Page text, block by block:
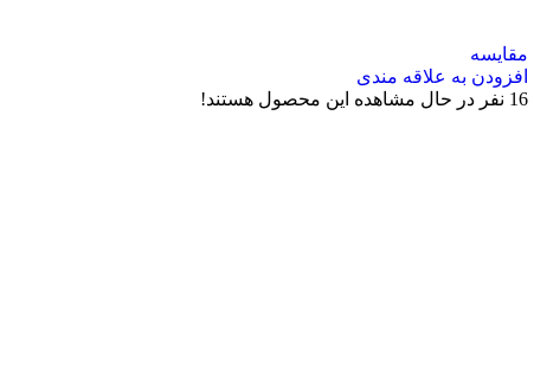
مقایسه
افزودن به علاقه مندی
16 نفر در حال مشاهده این محصول هستند!